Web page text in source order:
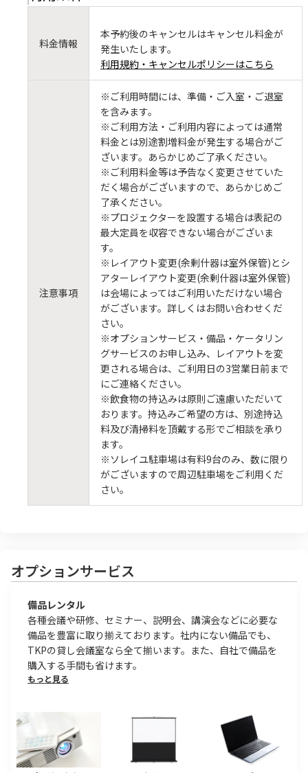
料金情報
本予約後のキャンセルはキャンセル料金が
発生いたします。
利用規約・キャンセルポリシーはこちら
注意事項
※ご利用時間には、準備・ご入室・ご退室
を含みます。
※ご利用方法・ご利用内容によっては通常
料金とは別途割増料金が発生する場合がご
ざいます。あらかじめご了承ください。
※ご利用料金等は予告なく変更させていた
だく場合がございますので、あらかじめご
了承ください。
※プロジェクターを設置する場合は表記の
最大定員を収容できない場合がございま
す。
※レイアウト変更(余剰什器は室外保管)とシ
アターレイアウト変更(余剰什器は室外保管)
は会場によってはご利用いただけない場合
がございます。詳しくはお問い合わせくだ
さい。
※オプションサービス・備品・ケータリン
グサービスのお申し込み、レイアウトを変
更される場合は、ご利用日の3営業日前まで
にご連絡ください。
※飲食物の持込みは原則ご遠慮いただいて
おります。持込みご希望の方は、別途持込
料及び清掃料を頂戴する形でご相談を承り
ます。
※ソレイユ駐車場は有料9台のみ、数に限り
がございますので周辺駐車場をご利用くだ
さい。
オプションサービス
備品レンタル
各種会議や研修、セミナー、説明会、講演会などに必要な
備品を豊富に取り揃えております。社内にない備品でも、
TKPの貸し会議室なら全て揃います。また、自社で備品を
購入する手間も省けます。
もっと見る